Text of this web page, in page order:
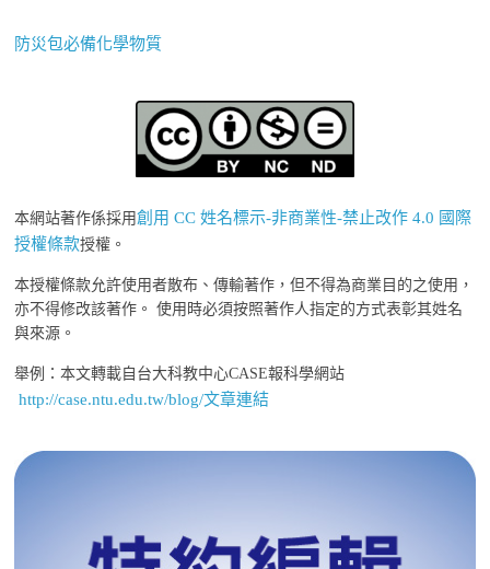
防災包必備化學物質
本網站著作係採用創用 CC 姓名標示-非商業性-禁止改作 4.0 國際
授權條款授權。
本授權條款允許使用者散布、傳輸著作，但不得為商業目的之使用，
亦不得修改該著作。 使用時必須按照著作人指定的方式表彰其姓名
與來源。
舉例：本文轉載自台大科教中心CASE報科學網站
http://case.ntu.edu.tw/blog/文章連結